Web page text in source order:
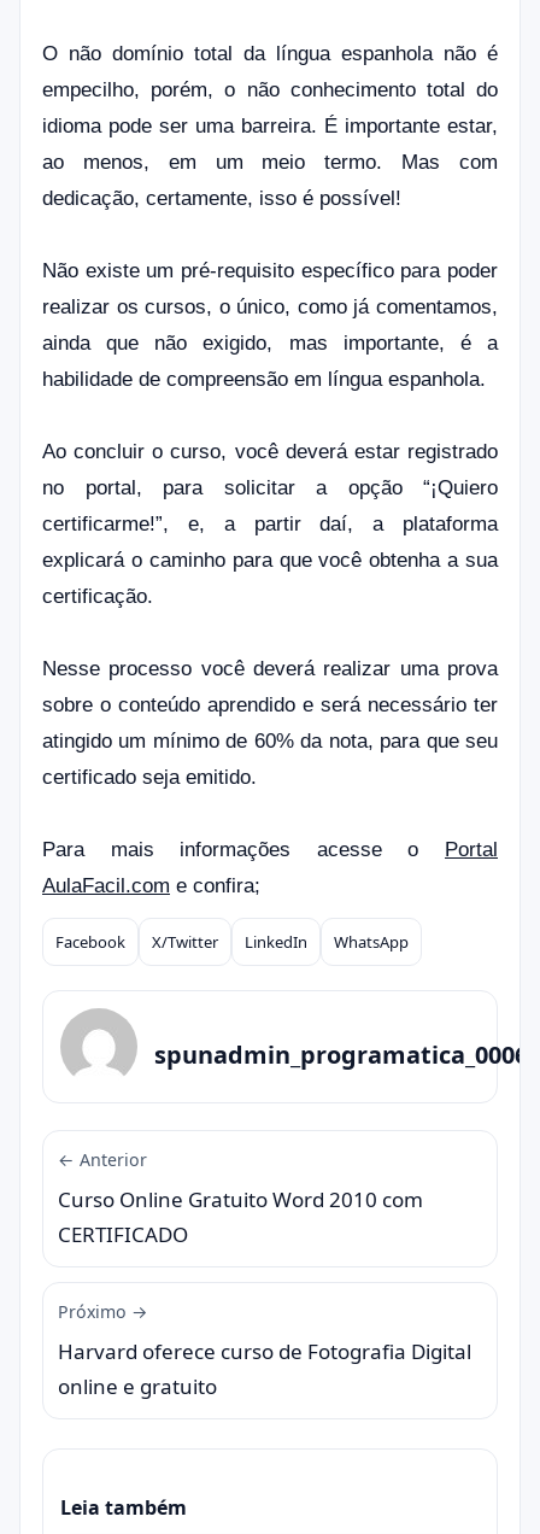
O não domínio total da língua espanhola não é
empecilho, porém, o não conhecimento total do
idioma pode ser uma barreira. É importante estar,
ao menos, em um meio termo. Mas com
dedicação, certamente, isso é possível!
Não existe um pré-requisito específico para poder
realizar os cursos, o único, como já comentamos,
ainda que nãoexigido, mas importante, é a
habilidade de compreensão em língua espanhola.
Ao concluir o curso, você deverá estar registrado
no portal, para solicitar a opção “¡Quiero
certificarme!”, e, a partir daí, a plataforma
explicará o caminho para que você obtenha a sua
certificação.
Nesse processo você deverá realizar uma prova
sobre o conteúdo aprendido e será necessário ter
atingido um mínimo de 60% da nota, para que seu
certificado seja emitido.
Para mais informações acesse o Portal
AulaFacil.com e confira;
Compartilhar
Facebook X/Twitter LinkedIn WhatsApp
spunadmin_programatica_0006
← Anterior
Curso Online Gratuito Word 2010 com
CERTIFICADO
Próximo →
Harvard oferece curso de Fotografia Digital
online e gratuito
Leia também